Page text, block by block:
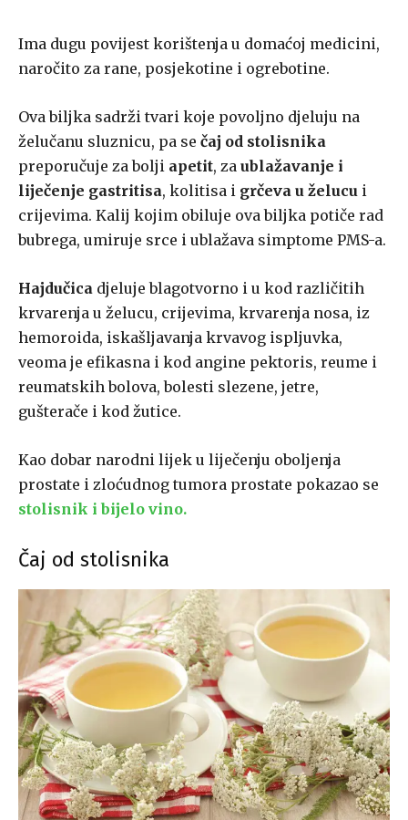
Ima dugu povijest korištenja u domaćoj medicini,
naročito za rane, posjekotine i ogrebotine.
Ova biljka sadrži tvari koje povoljno djeluju na
želučanu sluznicu, pa se čaj od stolisnika
preporučuje za bolji apetit, za ublažavanje i
liječenje gastritisa, kolitisa i grčeva u želucu i
crijevima. Kalij kojim obiluje ova biljka potiče rad
bubrega, umiruje srce i ublažava simptome PMS-a.
Hajdučica djeluje blagotvorno i u kod različitih
krvarenja u želucu, crijevima, krvarenja nosa, iz
hemoroida, iskašljavanja krvavog ispljuvka,
veoma je efikasna i kod angine pektoris, reume i
reumatskih bolova, bolesti slezene, jetre,
gušterače i kod žutice.
Kao dobar narodni lijek u liječenju oboljenja
prostate i zloćudnog tumora prostate pokazao se
stolisnik i bijelo vino.
Čaj od stolisnika